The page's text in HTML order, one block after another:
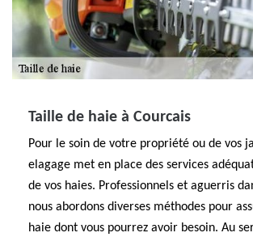
Taille de haie à Courcais
Pour le soin de votre propriété ou de vos
elagage met en place des services
de vos haies. Professionnels et aguerris
nous abordons diverses méthodes pour
haie dont vous pourrez avoir besoin. Au